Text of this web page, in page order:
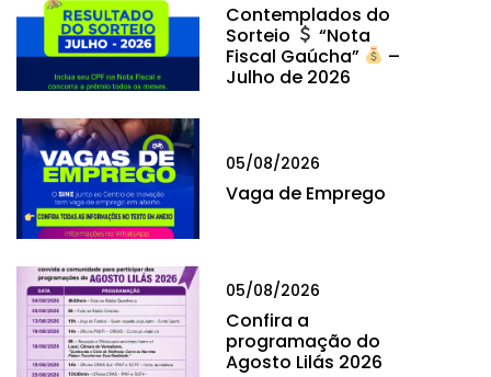
Contemplados do
Sorteio
“Nota
Fiscal Gaúcha”
–
Julho de 2026
05/08/2026
Vaga de Emprego
05/08/2026
Confira a
programação do
Agosto Lilás 2026